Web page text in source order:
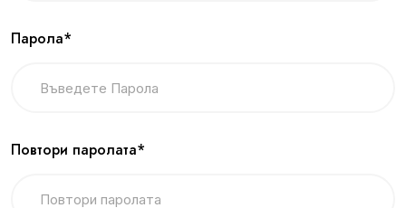
Парола*
Повтори паролата*